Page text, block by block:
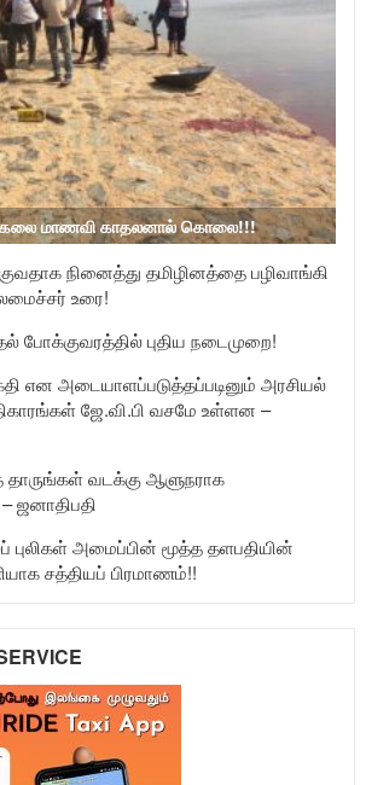
மாணவி காதலனால் கொலை!!!
நினைத்து தமிழினத்தை பழிவாங்கி
உரை!
போக்குவரத்தில் புதிய நடைமுறை!
என அடையாளப்படுத்தப்படினும் அரசியல்
ஜே.வி.பி வசமே உள்ளன –
தாருங்கள் வடக்கு ஆளுநராக
ஜனாதிபதி
புலிகள் அமைப்பின் மூத்த தளபதியின்
சத்தியப் பிரமாணம்!!